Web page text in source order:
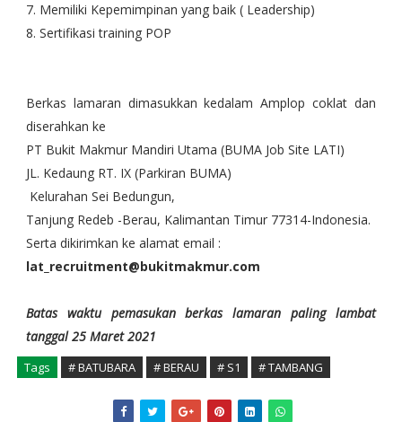
7. Memiliki Kepemimpinan yang baik ( Leadership)
8. Sertifikasi training POP
Berkas lamaran dimasukkan kedalam Amplop coklat dan
diserahkan ke
PT Bukit Makmur Mandiri Utama (BUMA Job Site LATI)
JL. Kedaung RT. IX (Parkiran BUMA)
Kelurahan Sei Bedungun,
Tanjung Redeb -Berau, Kalimantan Timur 77314-Indonesia.
Serta dikirimkan ke alamat email :
lat_recruitment@bukitmakmur.com
Batas waktu pemasukan berkas lamaran paling lambat
tanggal 25 Maret 2021
Tags # BATUBARA # BERAU # S1 # TAMBANG